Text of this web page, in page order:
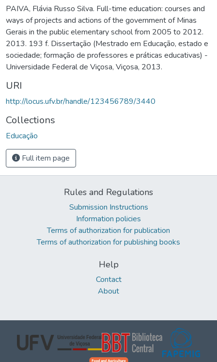
PAIVA, Flávia Russo Silva. Full-time education: courses and
ways of projects and actions of the government of Minas
Gerais in the public elementary school from 2005 to 2012.
2013. 193 f. Dissertação (Mestrado em Educação, estado e
sociedade; formação de professores e práticas educativas) -
Universidade Federal de Viçosa, Viçosa, 2013.
URI
http://locus.ufv.br/handle/123456789/3440
Collections
Educação
Full item page
Rules and Regulations
Submission Instructions
Information policies
Terms of authorization for publication
Terms of authorization for publishing books
Help
Contact
About